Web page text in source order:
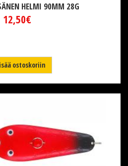
HELMI 90MM 28G
12,50€
ostoskoriin